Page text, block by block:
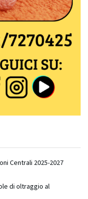
Centrali 2025-2027
di oltraggio al